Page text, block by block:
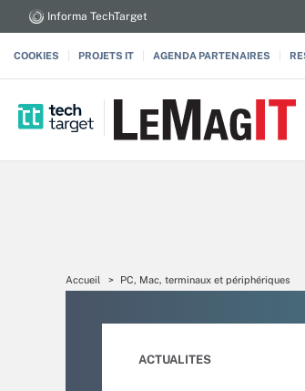
Informa TechTarget
COOKIES PROJETS IT AGENDA PARTENAIRES
Accueil PC, Mac, terminaux et périphériques
ACTUALITES